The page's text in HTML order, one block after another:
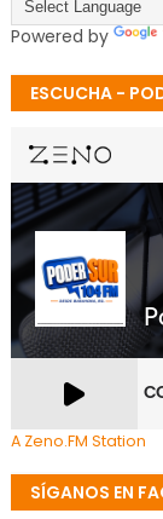
Powered by
ESCUCHA -
A Zeno.FM Station
SÍGANOS EN